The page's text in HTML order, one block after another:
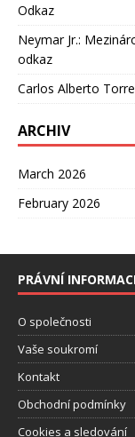
Odkaz
Neymar Jr.:
odkaz
Carlos Alberto
ARCHIV
March 2026
February 2026
PRÁVNÍ
O společnosti
Vaše soukromí
Kontakt
Obchodní podmínky
Cookies a sledování